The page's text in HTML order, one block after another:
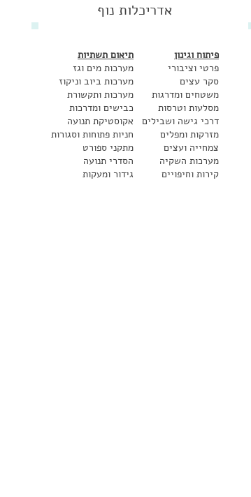
אדריכלות נוף
תיאום תשתיות
מערכות מים וגז
מערכות ביוב וניקוז
מערכות ותקשורת
כבישים ומדרכות
אקוסטיקת תנועה
חניות פתוחות וסגורות
מתקני ספורט
הסדרי תנועה
גידור ומעקות
פיתוח וגינון
פרטי וציבורי
סקר עצים
משטחים ומדרגות
מסלעות וטרסות
דרכי גישה ושבילים
מזרקות ומפלים
צמחייה ועצים
מערכות השקיה
קירות וחיפויים